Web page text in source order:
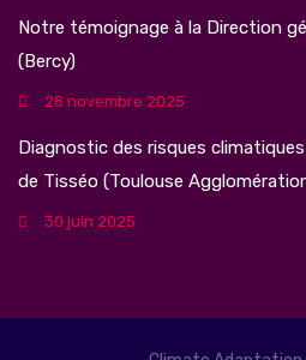
Notre témoignage à la Direction
(Bercy)
28 novembre 2025
Diagnostic des risques
de Tisséo (Toulouse
30 juin 2025